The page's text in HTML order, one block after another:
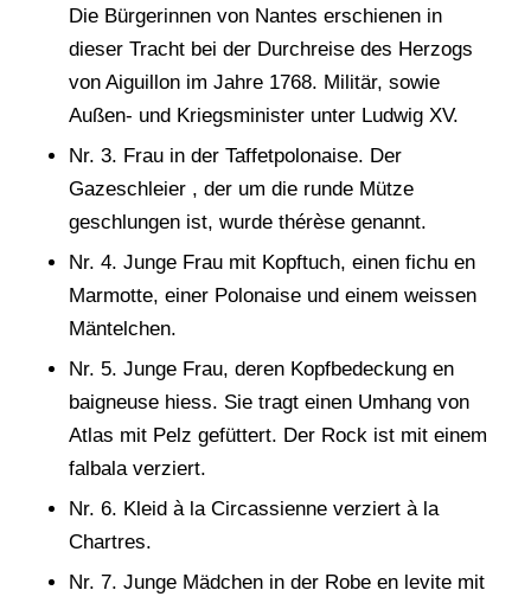
Die Bürgerinnen von Nantes erschienen in
dieser Tracht bei der Durchreise des Herzogs
von Aiguillon im Jahre 1768. Militär, sowie
Außen- und Kriegsminister unter Ludwig XV.
Nr. 3. Frau in der Taffetpolonaise. Der
Gazeschleier , der um die runde Mütze
geschlungen ist, wurde thérèse genannt.
Nr. 4. Junge Frau mit Kopftuch, einen fichu en
Marmotte, einer Polonaise und einem weissen
Mäntelchen.
Nr. 5. Junge Frau, deren Kopfbedeckung en
baigneuse hiess. Sie tragt einen Umhang von
Atlas mit Pelz gefüttert. Der Rock ist mit einem
falbala verziert.
Nr. 6. Kleid à la Circassienne verziert à la
Chartres.
Nr. 7. Junge Mädchen in der Robe en levite mit